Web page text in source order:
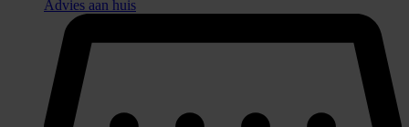
Advies aan huis